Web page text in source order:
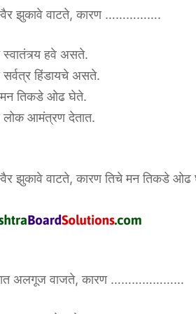
झुकावे वाटते, कारण …………….
स्वातंत्र्य हवे असते.
सर्वत्र हिंडायचे असते.
मन तिकडे ओढ घेते.
लोक आमंत्रण देतात.
झुकावे वाटते, कारण तिचे मन तिकडे ओढ
अलगूज वाजते, कारण …………………